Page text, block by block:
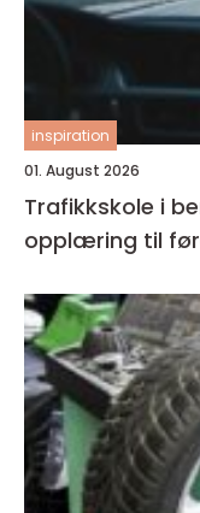
inspiration
01. August 2026
Trafikkskole i
opplæring til